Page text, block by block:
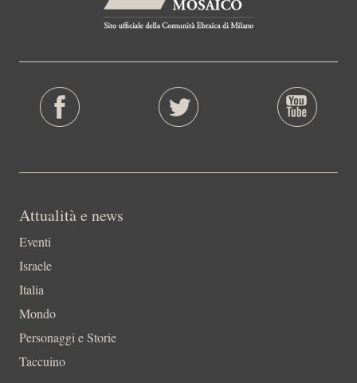
Attualità e news
Eventi
Israele
Italia
Mondo
Personaggi e Storie
Taccuino